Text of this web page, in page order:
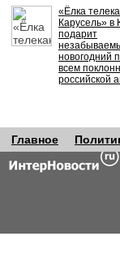
«Ёлка
Карусель» в
подарит
новогодний
всем
российской
Главное